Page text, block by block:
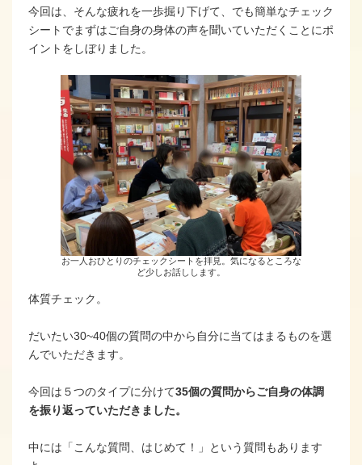
今回は、そんな疲れを一歩掘り下げて、でも簡単なチェック
シートでまずはご自身の身体の声を聞いていただくことにポ
イントをしぼりました。
お一人おひとりのチェックシートを拝見。気になるところな
ど少しお話しします。
体質チェック。
だいたい30~40個の質問の中から自分に当てはまるものを選
んでいただきます。
今回は５つのタイプに分けて35個の質問からご自身の体調
を振り返っていただきました。
中には「こんな質問、はじめて！」という質問もあります